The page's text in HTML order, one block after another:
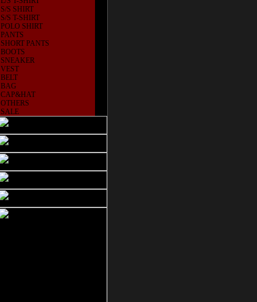
S/S SHIRT
S/S T-SHIRT
POLO SHIRT
PANTS
SHORT PANTS
BOOTS
SNEAKER
VEST
BELT
BAG
CAP&HAT
OTHERS
SALE